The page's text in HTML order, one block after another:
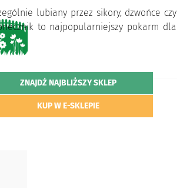
ZNAJDŹ NAJBLIŻSZY SKLEP
KUP W E-SKLEPIE
lubiany przez sikory, dzwońce czy
to najpopularniejszy pokarm dla